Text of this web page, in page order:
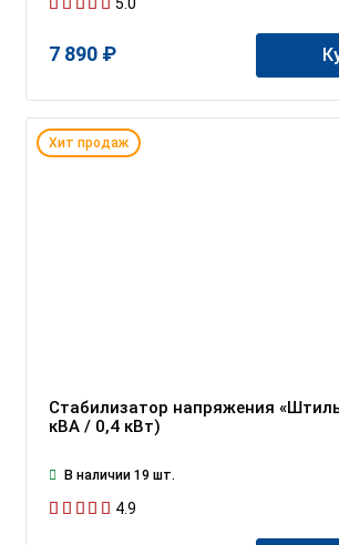
7 890 ₽
Хит продаж
Стабилизатор напряжения
кВА / 0,4 кВт)
В наличии 19 шт.
4.9